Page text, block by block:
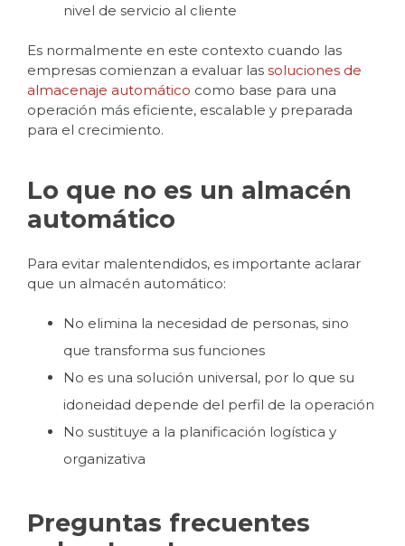
nivel de servicio al cliente
Es normalmente en este contexto cuando las
empresas comienzan a evaluar las soluciones de
almacenaje automático como base para una
operación más eficiente, escalable y preparada
para el crecimiento.
Lo que no es un almacén
automático
Para evitar malentendidos, es importante aclarar
que un almacén automático:
No elimina la necesidad de personas, sino
que transforma sus funciones
No es una solución universal, por lo que su
idoneidad depende del perfil de la operación
No sustituye a la planificación logística y
organizativa
Preguntas frecuentes